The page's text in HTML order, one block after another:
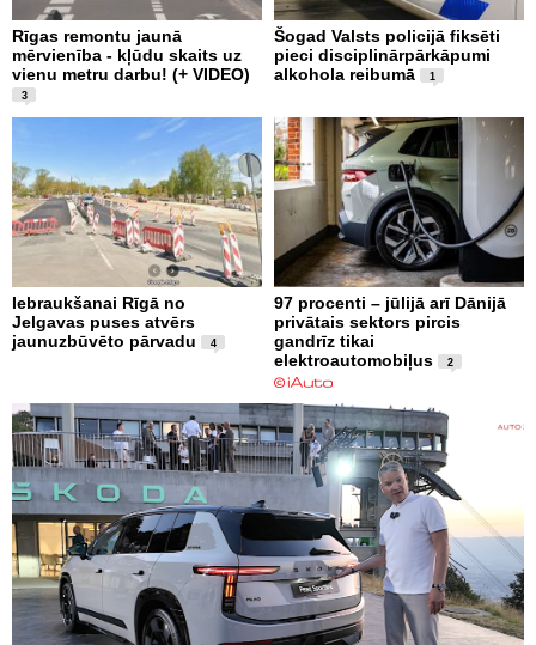
Rīgas remontu jaunā
mērvienība - kļūdu skaits uz
vienu metru darbu! (+ VIDEO)
3
Šogad Valsts policijā fiksēti
pieci disciplinārpārkāpumi
alkohola reibumā
1
Iebraukšanai Rīgā no
Jelgavas puses atvērs
jaunuzbūvēto pārvadu
4
97 procenti – jūlijā arī Dānijā
privātais sektors pircis
gandrīz tikai
elektroautomobiļus
2